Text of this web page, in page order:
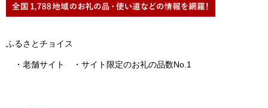
ふるさとチョイス
・老舗サイト ・サイト限定のお礼の品数No.1